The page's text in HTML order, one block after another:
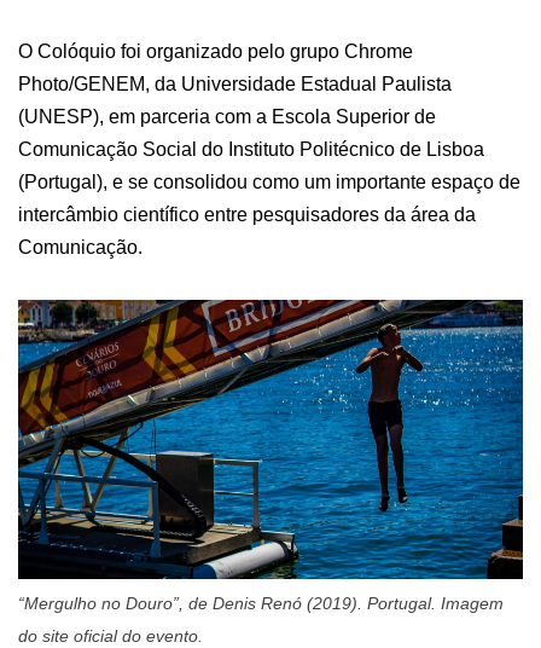
O Colóquio foi organizado pelo grupo Chrome
Photo/GENEM, da Universidade Estadual Paulista
(UNESP), em parceria com a Escola Superior de
Comunicação Social do Instituto Politécnico de Lisboa
(Portugal), e se consolidou como um importante espaço de
intercâmbio científico entre pesquisadores da área da
Comunicação.
“Mergulho no Douro”, de Denis Renó (2019). Portugal. Imagem
do site oficial do evento.